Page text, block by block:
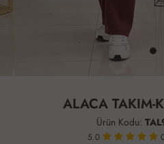
ALACA TAKIM-
Ürün Kodu:
5.0